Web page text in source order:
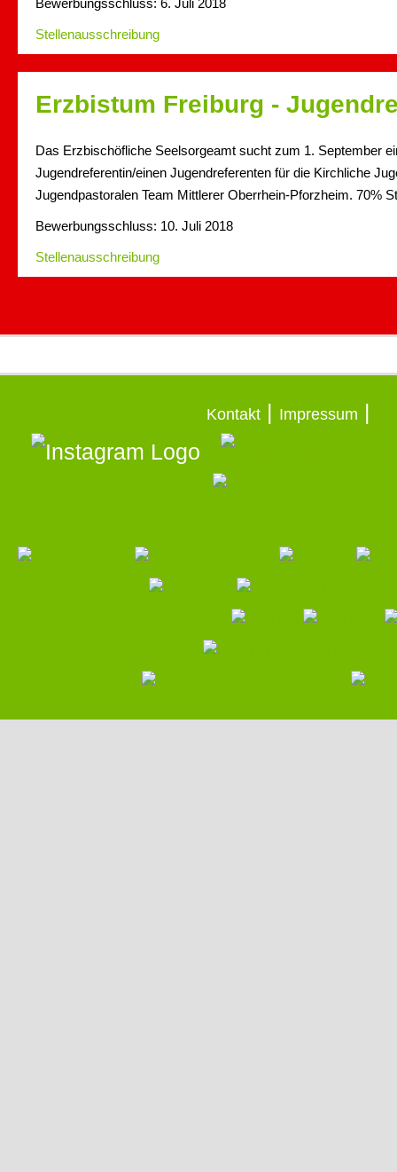
Bewerbungsschluss: 6. Juli 2018
Stellenausschreibung
Erzbistum Freiburg -
Das Erzbischöfliche Seelsorgeamt sucht zum 1. September
Jugendreferentin/einen Jugendreferenten für die Kirchliche
Jugendpastoralen Team Mittlerer Oberrhein-Pforzheim. 70%
Bewerbungsschluss: 10. Juli 2018
Stellenausschreibung
Kontakt| Impressum |